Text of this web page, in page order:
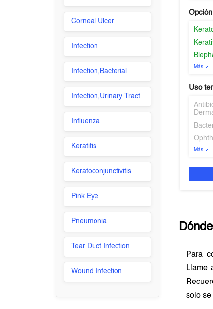
Corneal Ulcer
Infection
Infection,Bacterial
Infection,Urinary Tract
Influenza
Keratitis
Keratoconjunctivitis
Pink Eye
Pneumonia
Tear Duct Infection
Wound Infection
Más
Uso
Más
Para
Llame
solo se